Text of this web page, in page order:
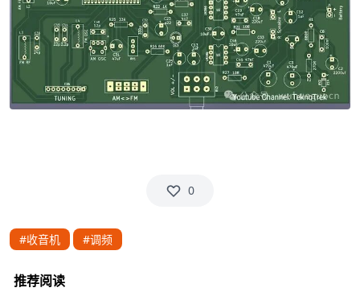
0
#收音机 #调频
推荐阅读